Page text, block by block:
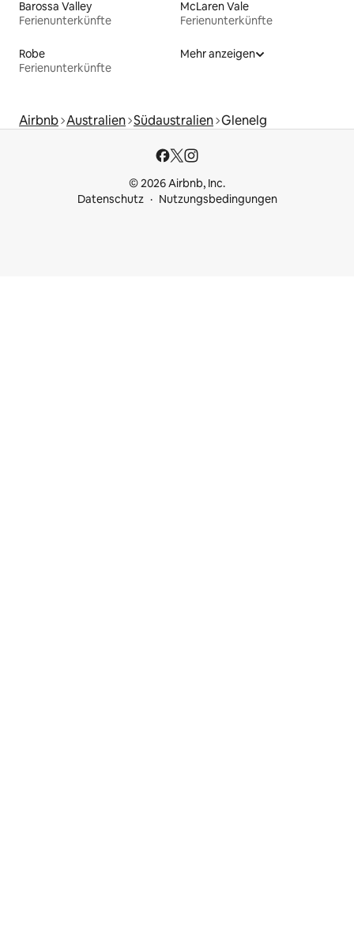
Barossa Valley
Ferienunterkünfte
McLaren Vale
Ferienunterkünfte
Robe
Ferienunterkünfte
Mehr anzeigen
Airbnb Australien Südaustralien Glenelg
© 2026 Airbnb, Inc.
Datenschutz
Nutzungsbedingungen